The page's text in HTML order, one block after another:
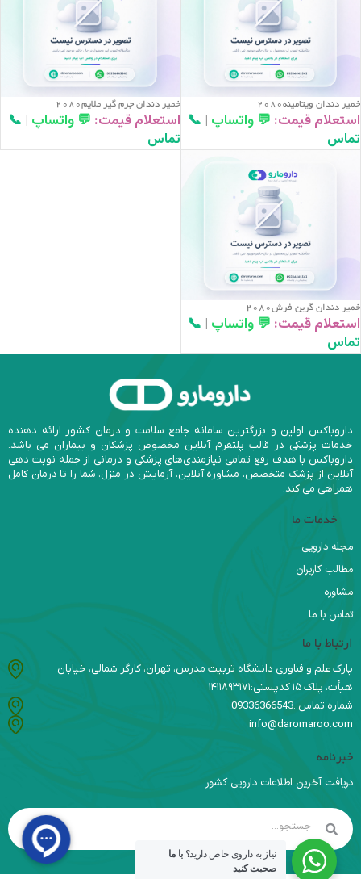
خمير دندان ويتامينه2080
استعلام قیمت: 💬 واتساپ |
📞
تماس
خمير دندان جرم گير ملايم2080
استعلام قیمت: 💬 واتساپ |
📞
تماس
خمير دندان گرين فرش2080
استعلام قیمت: 💬 واتساپ |
📞
تماس
داروباکس اولین و بزرگترین سامانه جامع سلامت و درمان کشور ارائه دهنده
خدمات پزشکی در قالب پلتفرم آنلاین مخصوص پزشکان و بیماران می باشد.
داروباکس با هدف رفع تمامی نیازمندی‌های پزشکی و درمانی از جمله نوبت دهی
آنلاین از پزشک متخصص، مشاوره آنلاین، آزمایش در منزل، شما را تا درمان کامل
همراهی می کند.
خدمات ما
مجله دارویی
مطالب کاربران
مشاوره
تماس با ما
ارتباط با ما
پارک علم و فناوری دانشگاه تربیت مدرس، تهران، کارگر شمالی، خیابان
هیأت، پلاک ۱۵ کدپستی:۱۴۱۱۸۹۳۱۷۱
شماره تماس :09336366543
info@daromaroo.com
خبرنامه
دریافت آخرین اطلاعات دارویی کشور
نیاز به داروی خاص دارید؟ با ما
صحبت کنید